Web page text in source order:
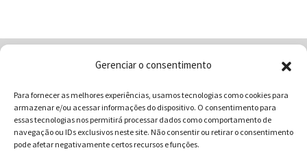
Gerenciar o consentimento
Para fornecer as melhores experiências, usamos tecnologias como cookies para
armazenar e/ou acessar informações do dispositivo. O consentimento para
essas tecnologias nos permitirá processar dados como comportamento de
navegação ou IDs exclusivos neste site. Não consentir ou retirar o consentimento
pode afetar negativamente certos recursos e funções.
Contatos
Receitas
Blog
Vocabulário da Gastronomia